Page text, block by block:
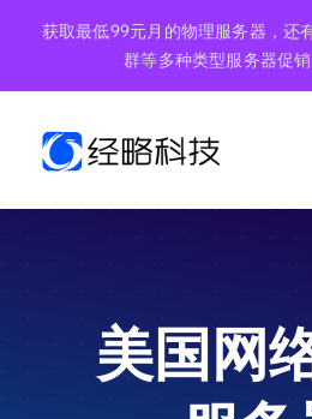
内
获取最低99元月的物理服务器，还
群等多种类型服务器促销
美国网